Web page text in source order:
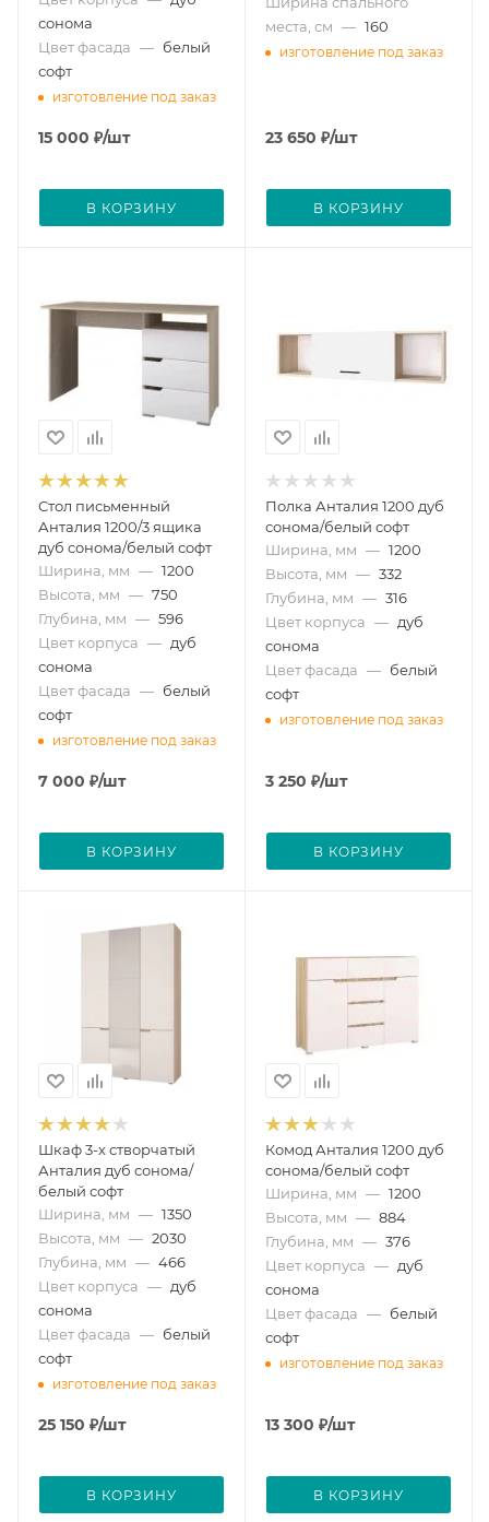
сонома
Цвет фасада — белый
софт
изготовление под заказ
15 000 ₽/шт
В КОРЗИНУ
места, см — 160
изготовление под заказ
23 650 ₽/шт
В КОРЗИНУ
Стол письменный
Анталия 1200/3 ящика
дуб сонома/белый софт
Ширина, мм — 1200
Высота, мм — 750
Глубина, мм — 596
Цвет корпуса — дуб
сонома
Цвет фасада — белый
софт
изготовление под заказ
7 000 ₽/шт
В КОРЗИНУ
Полка Анталия 1200 дуб
сонома/белый софт
Ширина, мм — 1200
Высота, мм — 332
Глубина, мм — 316
Цвет корпуса — дуб
сонома
Цвет фасада — белый
софт
изготовление под заказ
3 250 ₽/шт
В КОРЗИНУ
Шкаф 3-х створчатый
Анталия дуб сонома/
белый софт
Ширина, мм — 1350
Высота, мм — 2030
Глубина, мм — 466
Цвет корпуса — дуб
сонома
Цвет фасада — белый
софт
изготовление под заказ
25 150 ₽/шт
В КОРЗИНУ
Комод Анталия 1200 дуб
сонома/белый софт
Ширина, мм — 1200
Высота, мм — 884
Глубина, мм — 376
Цвет корпуса — дуб
сонома
Цвет фасада — белый
софт
изготовление под заказ
13 300 ₽/шт
В КОРЗИНУ